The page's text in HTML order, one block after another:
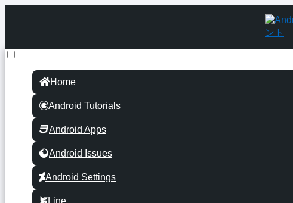
Home
Android Tutorials
Android Apps
Android Issues
Android Settings
Line